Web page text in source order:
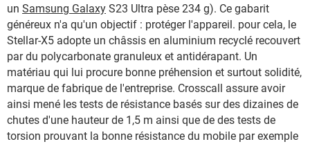
un Samsung Galaxy S23 Ultra pèse 234 g). Ce gabarit
généreux n'a qu'un objectif : protéger l'appareil. pour cela, le
Stellar-X5 adopte un châssis en aluminium recyclé recouvert
par du polycarbonate granuleux et antidérapant. Un
matériau qui lui procure bonne préhension et surtout solidité,
marque de fabrique de l'entreprise. Crosscall assure avoir
ainsi mené les tests de résistance basés sur des dizaines de
chutes d'une hauteur de 1,5 m ainsi que de des tests de
torsion prouvant la bonne résistance du mobile par exemple